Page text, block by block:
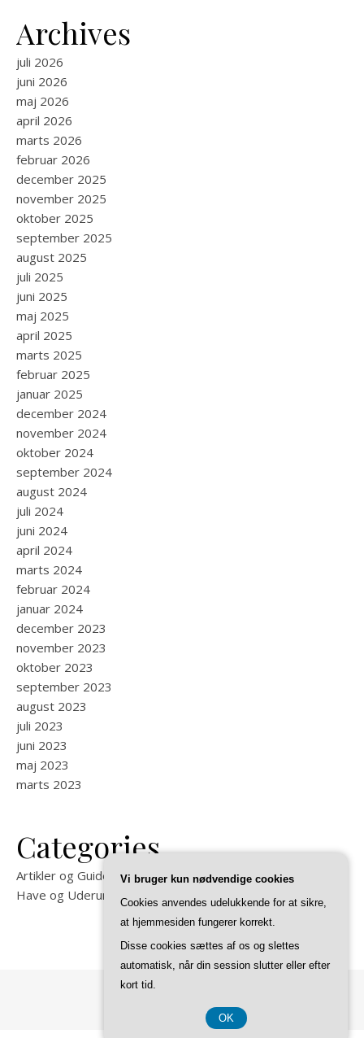
Archives
juli 2026
juni 2026
maj 2026
april 2026
marts 2026
februar 2026
december 2025
november 2025
oktober 2025
september 2025
august 2025
juli 2025
juni 2025
maj 2025
april 2025
marts 2025
februar 2025
januar 2025
december 2024
november 2024
oktober 2024
september 2024
august 2024
juli 2024
juni 2024
april 2024
marts 2024
februar 2024
januar 2024
december 2023
november 2023
oktober 2023
september 2023
august 2023
juli 2023
juni 2023
maj 2023
marts 2023
Categories
Artikler og Guides på Felixma
Have og Uderum
Vi bruger kun nødvendige cookies
Cookies anvendes udelukkende for at sikre,
at hjemmesiden fungerer korrekt.
Disse cookies sættes af os og slettes
automatisk, når din session slutter eller efter
kort tid.
OK